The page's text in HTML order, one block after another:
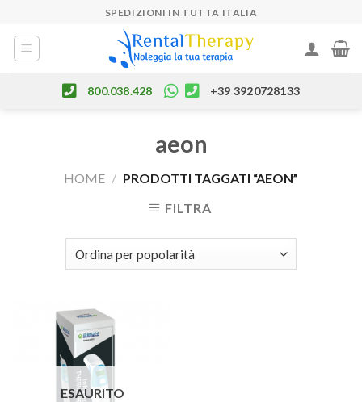
content
SPEDIZIONI IN TUTTA ITALIA
800.038.428 +39 3920728133
aeon
HOME / PRODOTTI TAGGATI “AEON”
FILTRA
ESAURITO